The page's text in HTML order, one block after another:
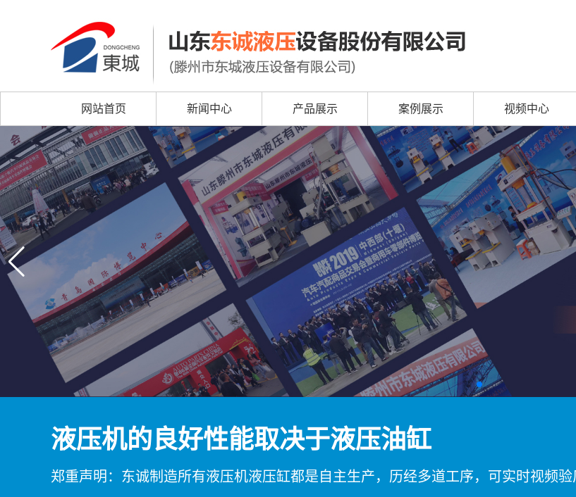
网站首页 新闻中心 产品展示 案例展示 视频中心
液压机的良好性能取决于液压油缸
郑重声明：东诚制造所有液压机液压缸都是自主生产，历经多道工序，可实时视频验